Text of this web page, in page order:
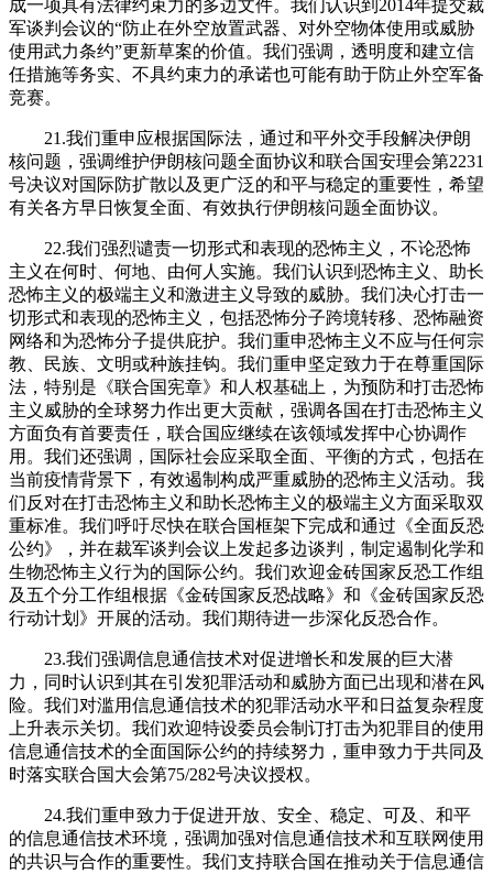
成一项具有法律约束力的多边文件。我们认识到2014年提交裁
军谈判会议的“防止在外空放置武器、对外空物体使用或威胁
使用武力条约”更新草案的价值。我们强调，透明度和建立信
任措施等务实、不具约束力的承诺也可能有助于防止外空军备
竞赛。
21.我们重申应根据国际法，通过和平外交手段解决伊朗
核问题，强调维护伊朗核问题全面协议和联合国安理会第2231
号决议对国际防扩散以及更广泛的和平与稳定的重要性，希望
有关各方早日恢复全面、有效执行伊朗核问题全面协议。
22.我们强烈谴责一切形式和表现的恐怖主义，不论恐怖
主义在何时、何地、由何人实施。我们认识到恐怖主义、助长
恐怖主义的极端主义和激进主义导致的威胁。我们决心打击一
切形式和表现的恐怖主义，包括恐怖分子跨境转移、恐怖融资
网络和为恐怖分子提供庇护。我们重申恐怖主义不应与任何宗
教、民族、文明或种族挂钩。我们重申坚定致力于在尊重国际
法，特别是《联合国宪章》和人权基础上，为预防和打击恐怖
主义威胁的全球努力作出更大贡献，强调各国在打击恐怖主义
方面负有首要责任，联合国应继续在该领域发挥中心协调作
用。我们还强调，国际社会应采取全面、平衡的方式，包括在
当前疫情背景下，有效遏制构成严重威胁的恐怖主义活动。我
们反对在打击恐怖主义和助长恐怖主义的极端主义方面采取双
重标准。我们呼吁尽快在联合国框架下完成和通过《全面反恐
公约》，并在裁军谈判会议上发起多边谈判，制定遏制化学和
生物恐怖主义行为的国际公约。我们欢迎金砖国家反恐工作组
及五个分工作组根据《金砖国家反恐战略》和《金砖国家反恐
行动计划》开展的活动。我们期待进一步深化反恐合作。
23.我们强调信息通信技术对促进增长和发展的巨大潜
力，同时认识到其在引发犯罪活动和威胁方面已出现和潜在风
险。我们对滥用信息通信技术的犯罪活动水平和日益复杂程度
上升表示关切。我们欢迎特设委员会制订打击为犯罪目的使用
信息通信技术的全面国际公约的持续努力，重申致力于共同及
时落实联合国大会第75/282号决议授权。
24.我们重申致力于促进开放、安全、稳定、可及、和平
的信息通信技术环境，强调加强对信息通信技术和互联网使用
的共识与合作的重要性。我们支持联合国在推动关于信息通信